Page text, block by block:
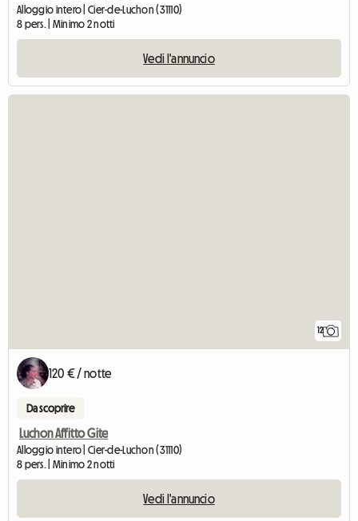
Alloggio intero | Cier-de-Luchon (31110)
8 pers. | Minimo 2 notti
Vedi l'annuncio
12
120 € / notte
Da scoprire
Luchon Affitto Gite
Alloggio intero | Cier-de-Luchon (31110)
8 pers. | Minimo 2 notti
Vedi l'annuncio